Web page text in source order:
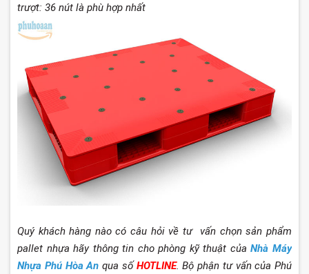
trượt: 36 nút là phù hợp nhất
Quý khách hàng nào có câu hỏi về tư vấn chọn sản phẩm
pallet nhựa hãy thông tin cho phòng kỹ thuật củaNhà Máy
Nhựa Phú Hòa An qua số HOTLINE. Bộ phận tư vấn của Phú